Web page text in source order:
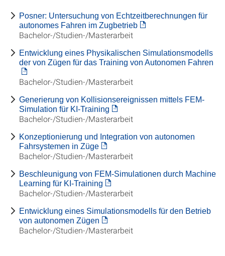
Posner: Untersuchung von Echtzeitberechnungen für
autonomes Fahren im Zugbetrieb
Bachelor-/Studien-/Masterarbeit
Entwicklung eines Physikalischen Simulationsmodells
der von Zügen für das Training von Autonomen Fahren
Bachelor-/Studien-/Masterarbeit
Generierung von Kollisionsereignissen mittels FEM-
Simulation für KI-Training
Bachelor-/Studien-/Masterarbeit
Konzeptionierung und Integration von autonomen
Fahrsystemen in Züge
Bachelor-/Studien-/Masterarbeit
Beschleunigung von FEM-Simulationen durch Machine
Learning für KI-Training
Bachelor-/Studien-/Masterarbeit
Entwicklung eines Simulationsmodells für den Betrieb
von autonomen Zügen
Bachelor-/Studien-/Masterarbeit